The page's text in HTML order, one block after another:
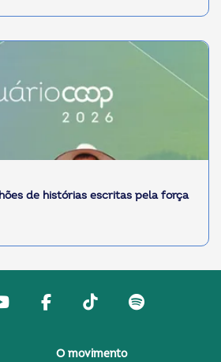
de histórias escritas pela força
YoutubefacebookTiktokSpotify
O movimento